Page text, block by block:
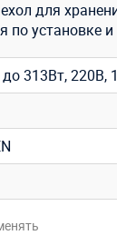
для
по установке и
313Вт, 220В,